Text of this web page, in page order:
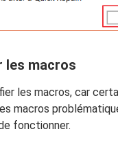
les macros
les macros, car
macros
fonctionner.